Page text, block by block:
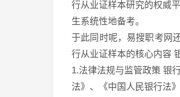
行从业证样本研究的权威
生系统性地备考。
于此同时呢，易搜职考网
行从业证样本的核心内容
1.法律法规与监管政策 银
法》、《中国人民银行法